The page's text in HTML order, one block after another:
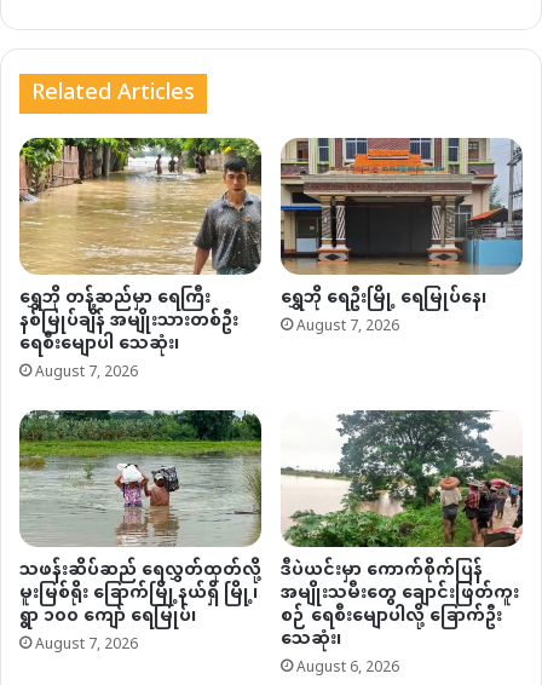
Related Articles
ရွှေဘို တန့်ဆည်မှာ ရေကြီး
နစ်မြုပ်ချိန် အမျိုးသားတစ်ဦး
ရေစီးမျောပါ သေဆုံး၊
August 7, 2026
ရွှေဘို ရေဦးမြို့ ရေမြုပ်နေ၊
August 7, 2026
သဖန်းဆိပ်ဆည် ရေလွှတ်ထုတ်လို့
မူးမြစ်ရိုး ခြောက်မြို့နယ်ရှိ မြို့၊
ရွာ ၁၀၀ ကျော် ရေမြုပ်၊
August 7, 2026
ဒီပဲယင်းမှာ ကောက်စိုက်ပြန်
အမျိုးသမီးတွေ ချောင်းဖြတ်ကူး
စဉ် ရေစီးမျောပါလို့ ခြောက်ဦး
သေဆုံး၊
August 6, 2026